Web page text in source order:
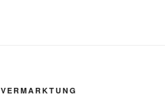
VERMARKTUNG